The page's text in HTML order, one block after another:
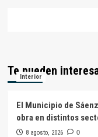
Te pueden
Interior
El Municipio de
obra en distintos
8 agosto, 2026 0